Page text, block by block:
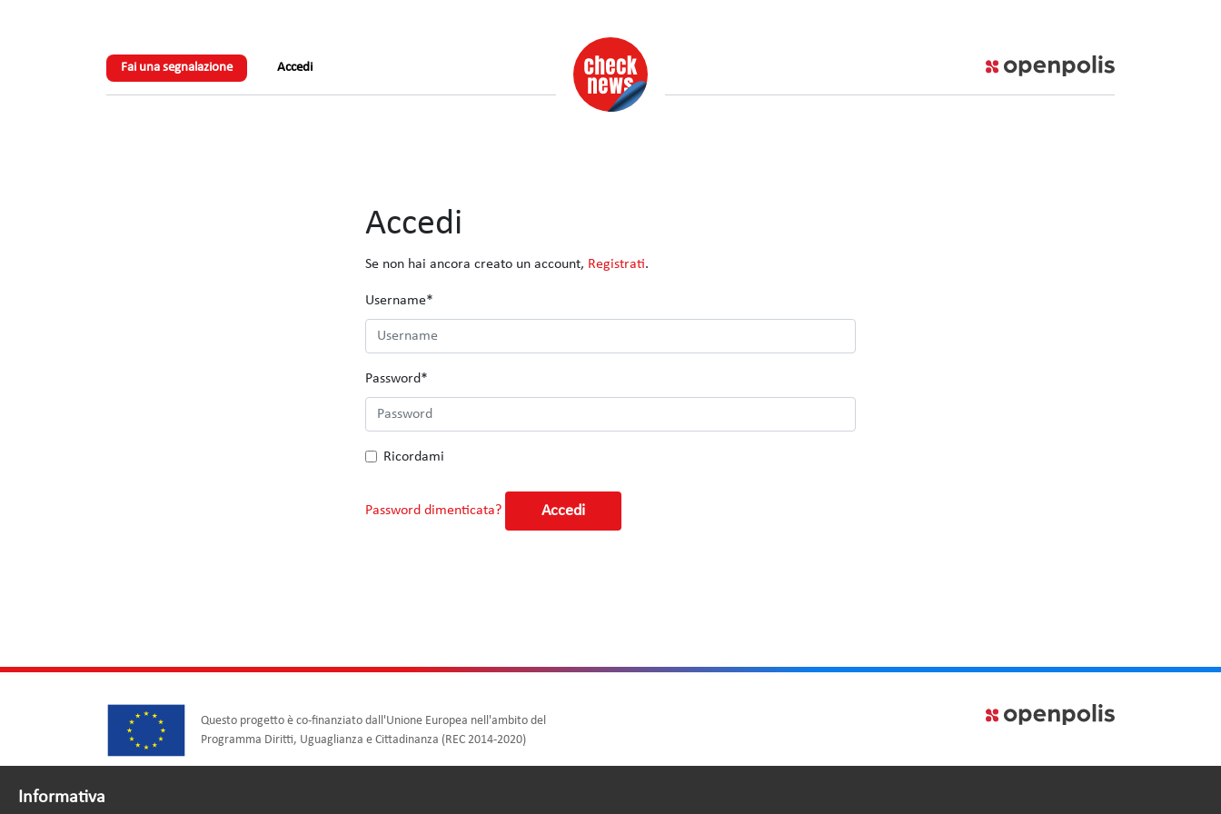
Fai una segnalazione Accedi
Accedi
Se non hai ancora creato un account, Registrati.
Username*
Password*
Ricordami
Password dimenticata? Accedi
Questo progetto è co-finanziato dall'Unione Europea nell'ambito del
Programma Diritti, Uguaglianza e Cittadinanza (REC 2014-2020)
Informativa